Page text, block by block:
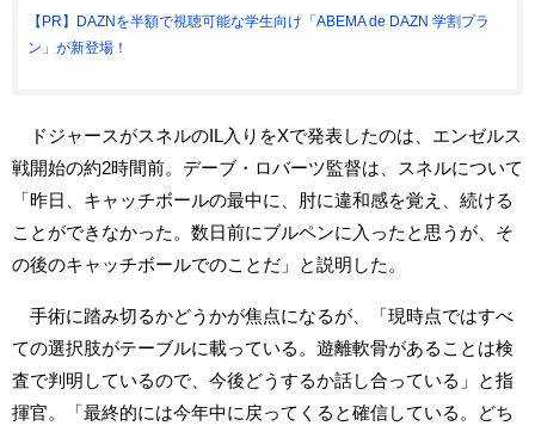
【PR】DAZNを半額で視聴可能な学生向け「ABEMA de DAZN 学割プラ
ン」が新登場！
ドジャースがスネルのIL入りをXで発表したのは、エンゼルス
戦開始の約2時間前。デーブ・ロバーツ監督は、スネルについて
「昨日、キャッチボールの最中に、肘に違和感を覚え、続ける
ことができなかった。数日前にブルペンに入ったと思うが、そ
の後のキャッチボールでのことだ」と説明した。
手術に踏み切るかどうかが焦点になるが、「現時点ではすべ
ての選択肢がテーブルに載っている。遊離軟骨があることは検
査で判明しているので、今後どうするか話し合っている」と指
揮官。「最終的には今年中に戻ってくると確信している。どち